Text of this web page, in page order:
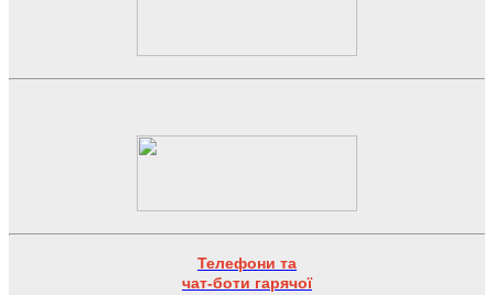
Телефони та
чат-боти гарячої